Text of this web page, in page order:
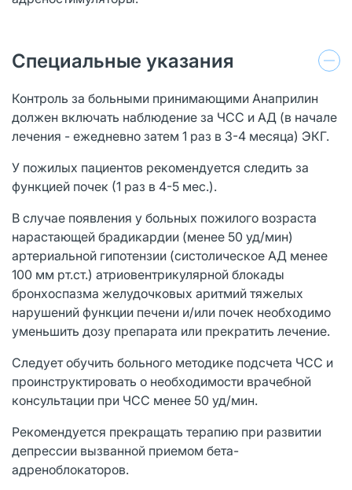
Специальные указания
Контроль за больными принимающими Анаприлин
должен включать наблюдение за ЧСС и АД (в начале
лечения - ежедневно затем 1 раз в 3-4 месяца) ЭКГ.
У пожилых пациентов рекомендуется следить за
функцией почек (1 раз в 4-5 мес.).
В случае появления у больных пожилого возраста
нарастающей брадикардии (менее 50 уд/мин)
артериальной гипотензии (систолическое АД менее
100 мм рт.ст.) атриовентрикулярной блокады
бронхоспазма желудочковых аритмий тяжелых
нарушений функции печени и/или почек необходимо
уменьшить дозу препарата или прекратить лечение.
Следует обучить больного методике подсчета ЧСС и
проинструктировать о необходимости врачебной
консультации при ЧСС менее 50 уд/мин.
Рекомендуется прекращать терапию при развитии
депрессии вызванной приемом бета-
адреноблокаторов.